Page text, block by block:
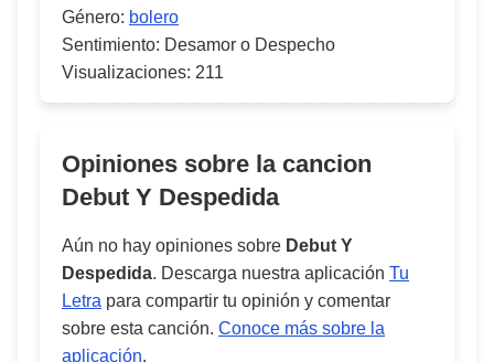
Género: bolero
Sentimiento: Desamor o Despecho
Visualizaciones: 211
Opiniones sobre la cancion
Debut Y Despedida
Aún no hay opiniones sobre Debut Y
Despedida. Descarga nuestra aplicación Tu
Letra para compartir tu opinión y comentar
sobre esta canción. Conoce más sobre la
aplicación.